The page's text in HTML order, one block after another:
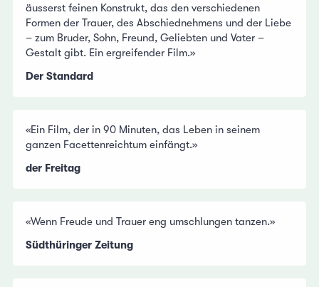
äusserst feinen Konstrukt, das den verschiedenen
Formen der Trauer, des Abschiednehmens und der Liebe
– zum Bruder, Sohn, Freund, Geliebten und Vater –
Gestalt gibt. Ein ergreifender Film.»
Der Standard
«Ein Film, der in 90 Minuten, das Leben in seinem
ganzen Facettenreichtum einfängt.»
der Freitag
«Wenn Freude und Trauer eng umschlungen tanzen.»
Südthüringer Zeitung